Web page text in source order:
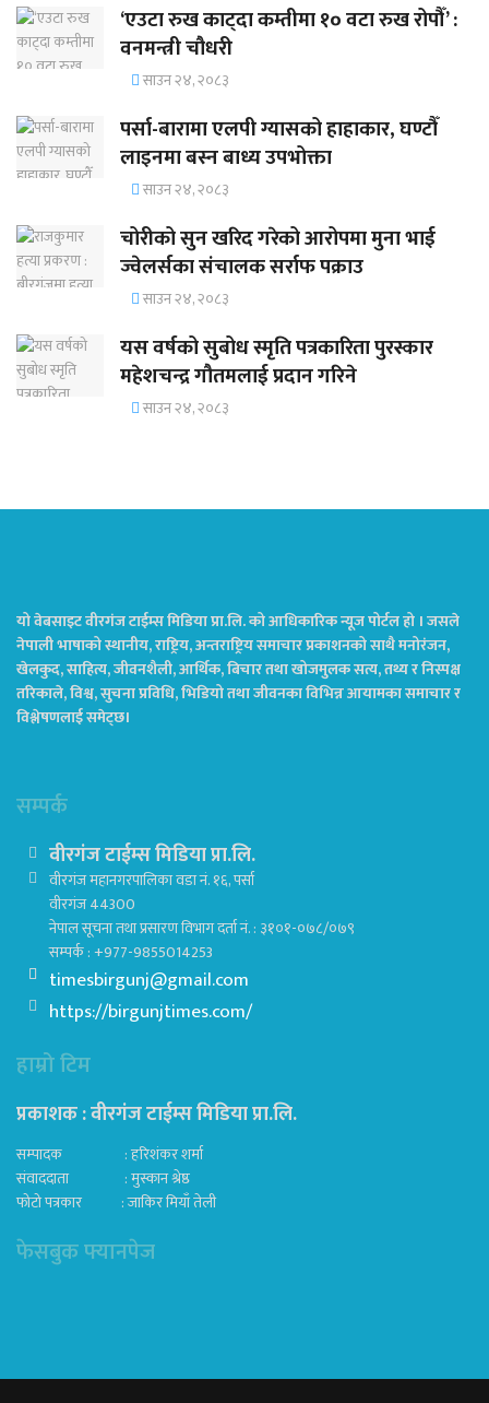
‘एउटा रुख काट्दा कम्तीमा १० वटा रुख रोपौँ’ :
वनमन्त्री चौधरी
साउन २४, २०८३
पर्सा-बारामा एलपी ग्यासको हाहाकार, घण्टौँ
लाइनमा बस्न बाध्य उपभोक्ता
साउन २४, २०८३
चोरीको सुन खरिद गरेको आरोपमा मुना भाई
ज्वेलर्सका संचालक सर्राफ पक्राउ
साउन २४, २०८३
यस वर्षको सुबोध स्मृति पत्रकारिता पुरस्कार
महेशचन्द्र गौतमलाई प्रदान गरिने
साउन २४, २०८३
यो वेबसाइट वीरगंज टाईम्स मिडिया प्रा.लि. को आधिकारिक न्यूज पोर्टल हो । जसले
नेपाली भाषाको स्थानीय, राष्ट्रिय, अन्तराष्ट्रिय समाचार प्रकाशनको साथै मनोरंजन,
खेलकुद, साहित्य, जीवनशैली, आर्थिक, बिचार तथा खोजमुलक सत्य, तथ्य र निस्पक्ष
तरिकाले, विश्व, सुचना प्रविधि, भिडियो तथा जीवनका विभिन्न आयामका समाचार र
विश्लेषणलाई समेट्छ।
सम्पर्क
वीरगंज टाईम्स मिडिया प्रा.लि.
वीरगंज महानगरपालिका वडा नं. १६, पर्सा
वीरगंज 44300
नेपाल सूचना तथा प्रसारण विभाग दर्ता नं. : ३१०१-०७८/०७९
सम्पर्क : +977-9855014253
timesbirgunj@gmail.com
https://birgunjtimes.com/
हाम्रो टिम
प्रकाशक : वीरगंज टाईम्स मिडिया प्रा‍.लि.
सम्पादक : हरिशंकर शर्मा
संवाददाता : मुस्कान श्रेष्ठ
फोटो पत्रकार : जाकिर मियाँ तेली
फेसबुक फ्यानपेज